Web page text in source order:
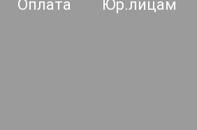
Оплата Юр.лицам